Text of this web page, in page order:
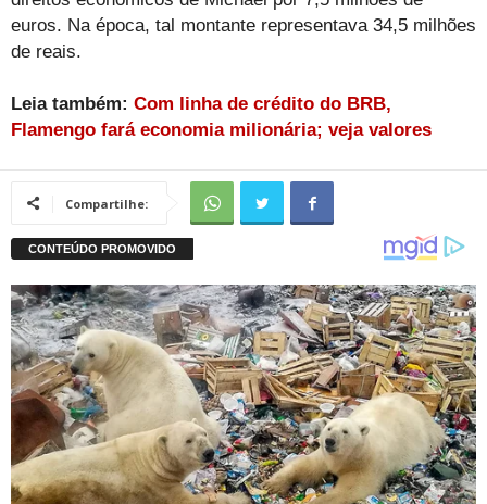
euros. Na época, tal montante representava 34,5 milhões
de reais.
Leia também: Com linha de crédito do BRB,
Flamengo fará economia milionária; veja valores
Compartilhe: